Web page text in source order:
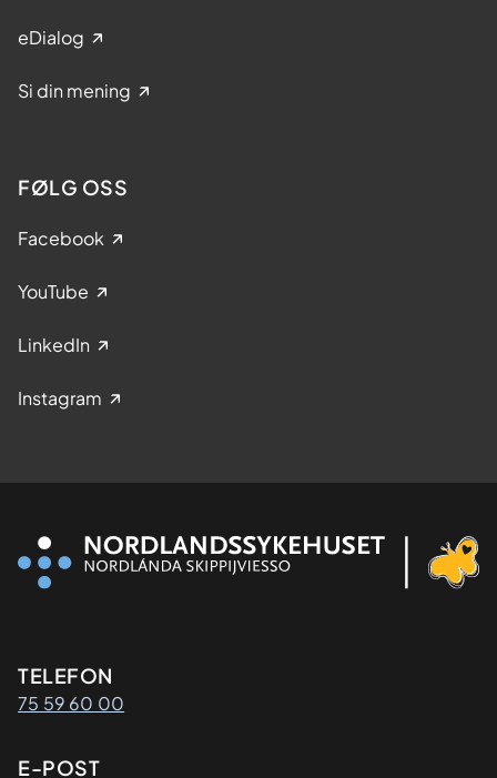
eDialog
Si din mening
FØLG OSS
Facebook
YouTube
LinkedIn
Instagram
Kontaktinformasjon
TELEFON
75 59 60 00
E-POST